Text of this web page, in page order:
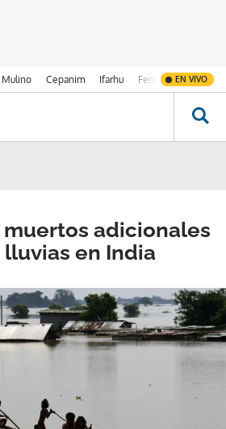
Mulino Cepanim Ifarhu Fenómeno de El
EN VIVO
muertos adicionales
en India